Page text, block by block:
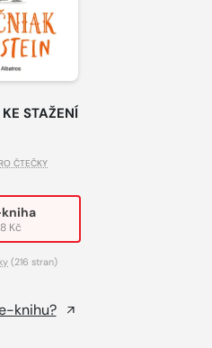
STAŽENÍ
ČTEČKY
Kč
(216 stran)
knihu?